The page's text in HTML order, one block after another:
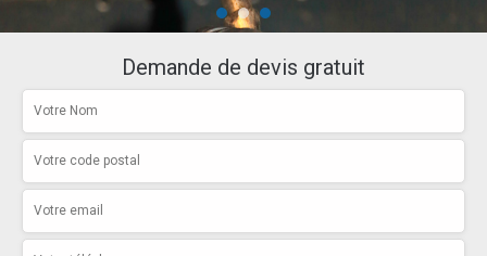
Demande de devis gratuit